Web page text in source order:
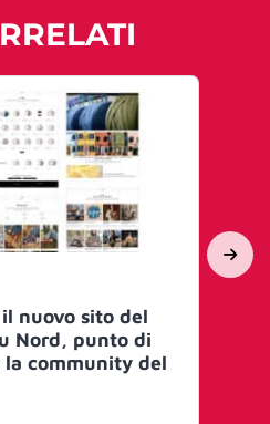
nuovo sito del
Nord, punto di
community del